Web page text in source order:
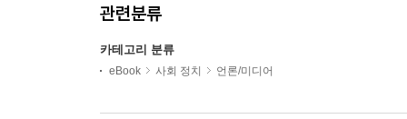
관련분류
카테고리 분류
eBook 사회 정치 언론/미디어